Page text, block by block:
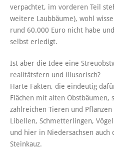
verpachtet, im vorderen Teil
weitere Laubbäume), wohl
rund 60.000 Euro nicht habe
selbst erledigt.
Ist aber die Idee eine
realitätsfern und illusorisch?
Harte Fakten, die eindeutig
Flächen mit alten Obstbäumen,
zahlreichen Tieren und
Libellen, Schmetterlingen,
und hier in Niedersachsen auch
Steinkauz.